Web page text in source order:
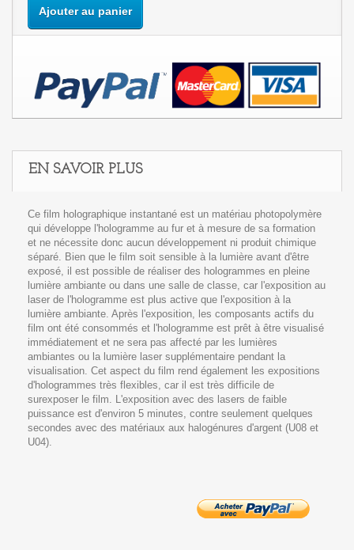
Ajouter au panier
EN SAVOIR PLUS
Ce film holographique instantané est un matériau photopolymère
qui développe l'hologramme au fur et à mesure de sa formation
et ne nécessite donc aucun développement ni produit chimique
séparé. Bien que le film soit sensible à la lumière avant d'être
exposé, il est possible de réaliser des hologrammes en pleine
lumière ambiante ou dans une salle de classe, car l'exposition au
laser de l'hologramme est plus active que l'exposition à la
lumière ambiante. Après l'exposition, les composants actifs du
film ont été consommés et l'hologramme est prêt à être visualisé
immédiatement et ne sera pas affecté par les lumières
ambiantes ou la lumière laser supplémentaire pendant la
visualisation. Cet aspect du film rend également les expositions
d'hologrammes très flexibles, car il est très difficile de
surexposer le film. L'exposition avec des lasers de faible
puissance est d'environ 5 minutes, contre seulement quelques
secondes avec des matériaux aux halogénures d'argent (U08 et
U04).